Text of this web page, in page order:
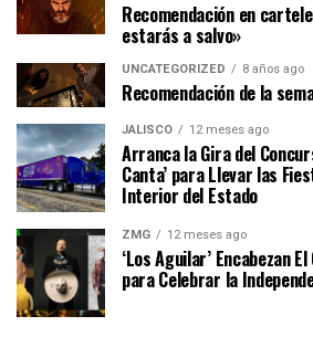
Recomendación en
estarás a salvo»
UNCATEGORIZED 8 años ago
Recomendación de la
JALISCO 12 meses ago
Arranca la Gira del
Canta’ para Llevar las
Interior del Estado
ZMG 12 meses ago
‘Los Aguilar’ Encabezan
para Celebrar la